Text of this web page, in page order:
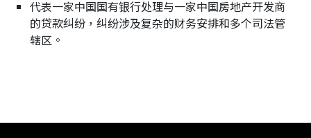
代表一家中国国有银行处理与一家中国房地产开发商
的贷款纠纷，纠纷涉及复杂的财务安排和多个司法管
辖区。